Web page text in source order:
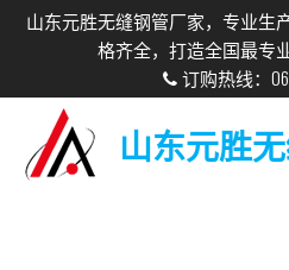
山东元胜无缝钢管厂家，专业生
格齐全，打造全国最专
订购热线：
山东元胜